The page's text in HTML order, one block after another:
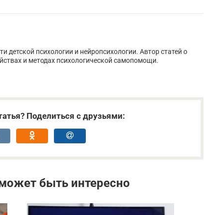
детской психологии и нейропсихологии. Автор статей о
и методах психологической самопомощи.
Поделиться с друзьями:
быть интересно